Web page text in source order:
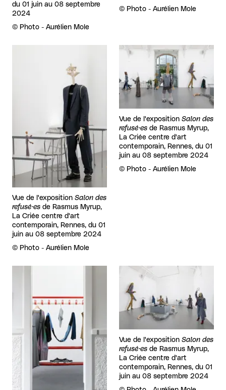
du 01 juin au 08 septembre
2024
Droits réservés :
© Photo - Aurélien Mole
Droits réservés :
© Photo - Aurélien Mole
Vue de l'exposition Salon des
refusé·es de Rasmus Myrup,
La Criée centre d'art
contemporain, Rennes, du 01
juin au 08 septembre 2024
Droits réservés :
© Photo - Aurélien Mole
Agrandir
Vue de l'exposition Salon des
refusé·es de Rasmus Myrup,
La Criée centre d'art
contemporain, Rennes, du 01
juin au 08 septembre 2024
Droits réservés :
© Photo - Aurélien Mole
Agrandir
Vue de l'exposition Salon des
refusé·es de Rasmus Myrup,
La Criée centre d'art
contemporain, Rennes, du 01
juin au 08 septembre 2024